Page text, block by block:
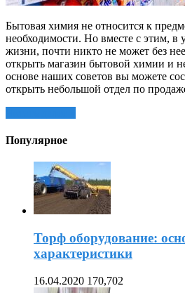
Бытовая химия не относится к
необходимости. Но вместе с этим, в
жизни, почти никто не может без
открыть магазин бытовой химии и
основе наших советов вы можете
открыть небольшой отдел по
Популярное
Торф оборудование:
характеристики
16.04.2020 170,702